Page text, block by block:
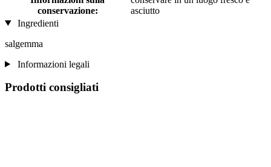
conservazione:
asciutto
Ingredienti
salgemma
Informazioni legali
Prodotti consigliati